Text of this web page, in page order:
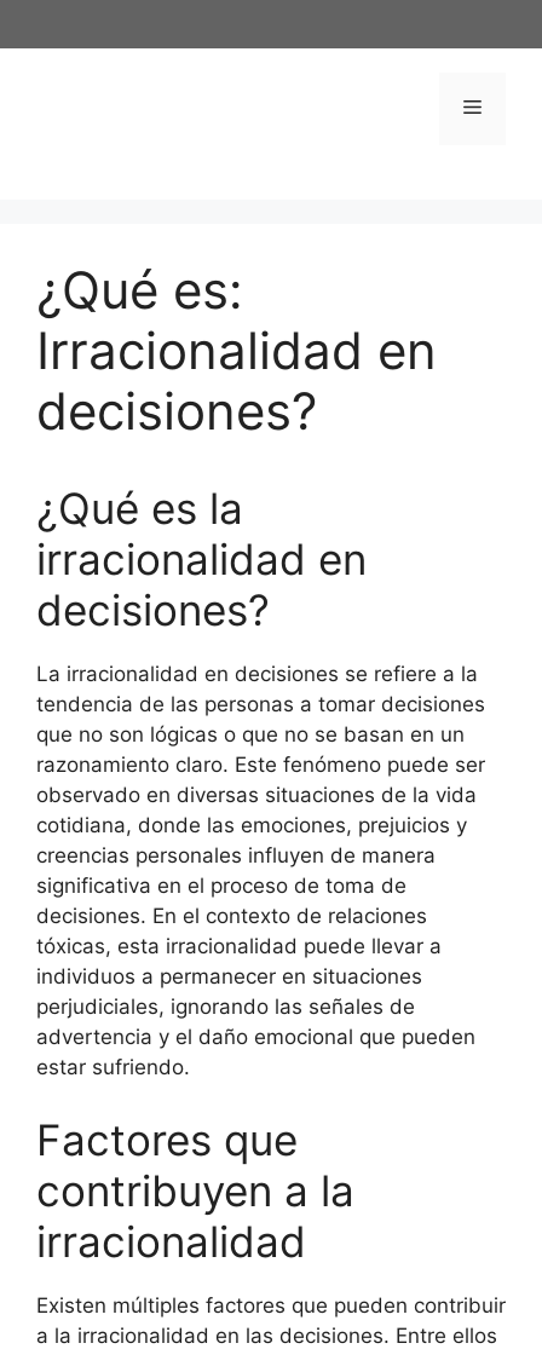
al
Menú
¿Qué es:
Irracionalidad en
decisiones?
¿Qué es la
irracionalidad en
decisiones?
La irracionalidad en decisiones se refiere a la
tendencia de las personas a tomar decisiones
que no son lógicas o que no se basan en un
razonamiento claro. Este fenómeno puede ser
observado en diversas situaciones de la vida
cotidiana, donde las emociones, prejuicios y
creencias personales influyen de manera
significativa en el proceso de toma de
decisiones. En el contexto de relaciones
tóxicas, esta irracionalidad puede llevar a
individuos a permanecer en situaciones
perjudiciales, ignorando las señales de
advertencia y el daño emocional que pueden
estar sufriendo.
Factores que
contribuyen a la
irracionalidad
Existen múltiples factores que pueden contribuir
a la irracionalidad en las decisiones. Entre ellos